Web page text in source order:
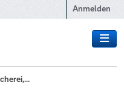
Anmelden